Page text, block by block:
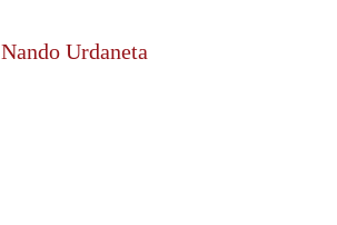
Nando Urdaneta